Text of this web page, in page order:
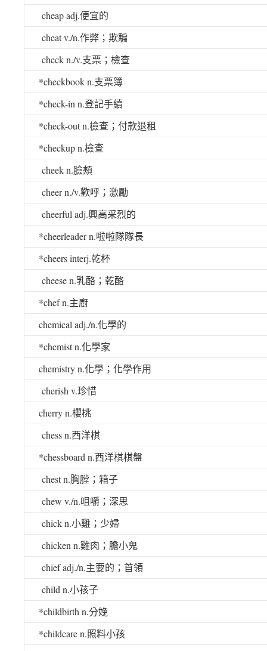
cheap adj.便宜的
cheat v./n.作弊；欺騙
check n./v.支票；檢查
*checkbook n.支票簿
*check-in n.登記手續
*check-out n.檢查；付款退租
*checkup n.檢查
cheek n.臉頰
cheer n./v.歡呼；激勵
cheerful adj.興高采烈的
*cheerleader n.啦啦隊隊長
*cheers interj.乾杯
cheese n.乳酪；乾酪
*chef n.主廚
chemical adj./n.化學的
*chemist n.化學家
chemistry n.化學；化學作用
cherish v.珍惜
cherry n.櫻桃
chess n.西洋棋
*chessboard n.西洋棋棋盤
chest n.胸膛；箱子
chew v./n.咀嚼；深思
chick n.小雞；少婦
chicken n.雞肉；膽小鬼
chief adj./n.主要的；首領
child n.小孩子
*childbirth n.分娩
*childcare n.照料小孩